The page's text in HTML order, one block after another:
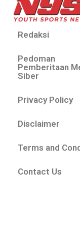
Redaksi
Pedoman
Pemberitaan
Siber
Privacy Policy
Disclaimer
Terms and
Contact Us